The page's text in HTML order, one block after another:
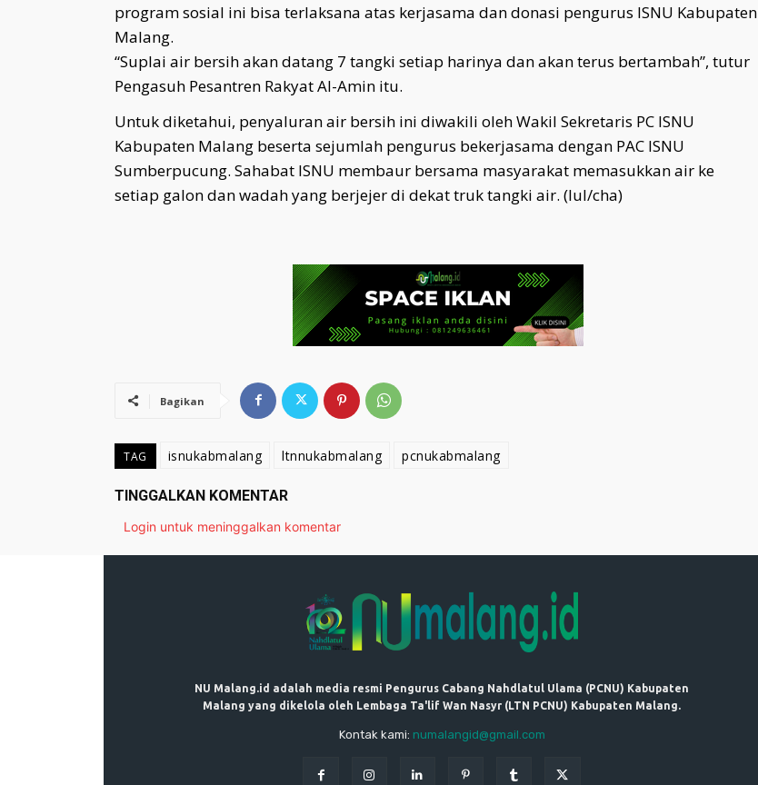
program sosial ini bisa terlaksana atas kerjasama dan donasi pengurus ISNU Kabupaten
Malang.
“Suplai air bersih akan datang 7 tangki setiap harinya dan akan terus bertambah”, tutur
Pengasuh Pesantren Rakyat Al-Amin itu.
Untuk diketahui, penyaluran air bersih ini diwakili oleh Wakil Sekretaris PC ISNU
Kabupaten Malang beserta sejumlah pengurus bekerjasama dengan PAC ISNU
Sumberpucung. Sahabat ISNU membaur bersama masyarakat memasukkan air ke
setiap galon dan wadah yang berjejer di dekat truk tangki air. (lul/cha)
Bagikan
TAG isnukabmalang ltnnukabmalang pcnukabmalang
TINGGALKAN KOMENTAR
Login untuk meninggalkan komentar
NU Malang.id adalah media resmi Pengurus Cabang Nahdlatul Ulama (PCNU) Kabupaten
Malang yang dikelola oleh Lembaga Ta'lif Wan Nasyr (LTN PCNU) Kabupaten Malang.
Kontak kami: numalangid@gmail.com